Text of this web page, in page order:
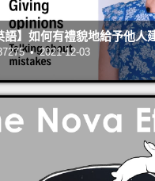
語】如何有禮貌地給予他人
• 2021-12-03